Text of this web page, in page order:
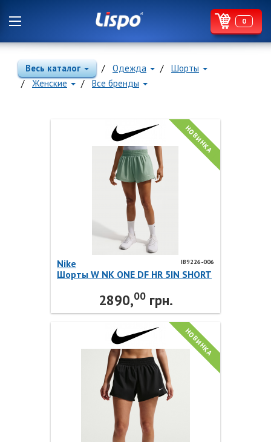
0
Весь каталог Одежда
Шорты
Женские
Все бренды
НОВИНКА
IB9226-006
Nike
Шорты W NK ONE DF HR 5IN SHORT
2890,00грн.
НОВИНКА